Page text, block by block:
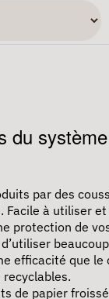
du
par des
Facile à utiliser
protection de
efficacité que le
de papier